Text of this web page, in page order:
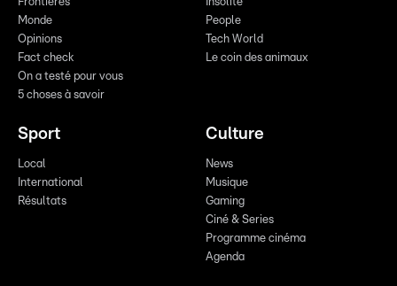
Monde
Opinions
Fact check
On a testé pour vous
5 choses à savoir
People
Tech World
Le coin des animaux
Sport
Local
International
Résultats
Culture
News
Musique
Gaming
Ciné & Series
Programme cinéma
Agenda